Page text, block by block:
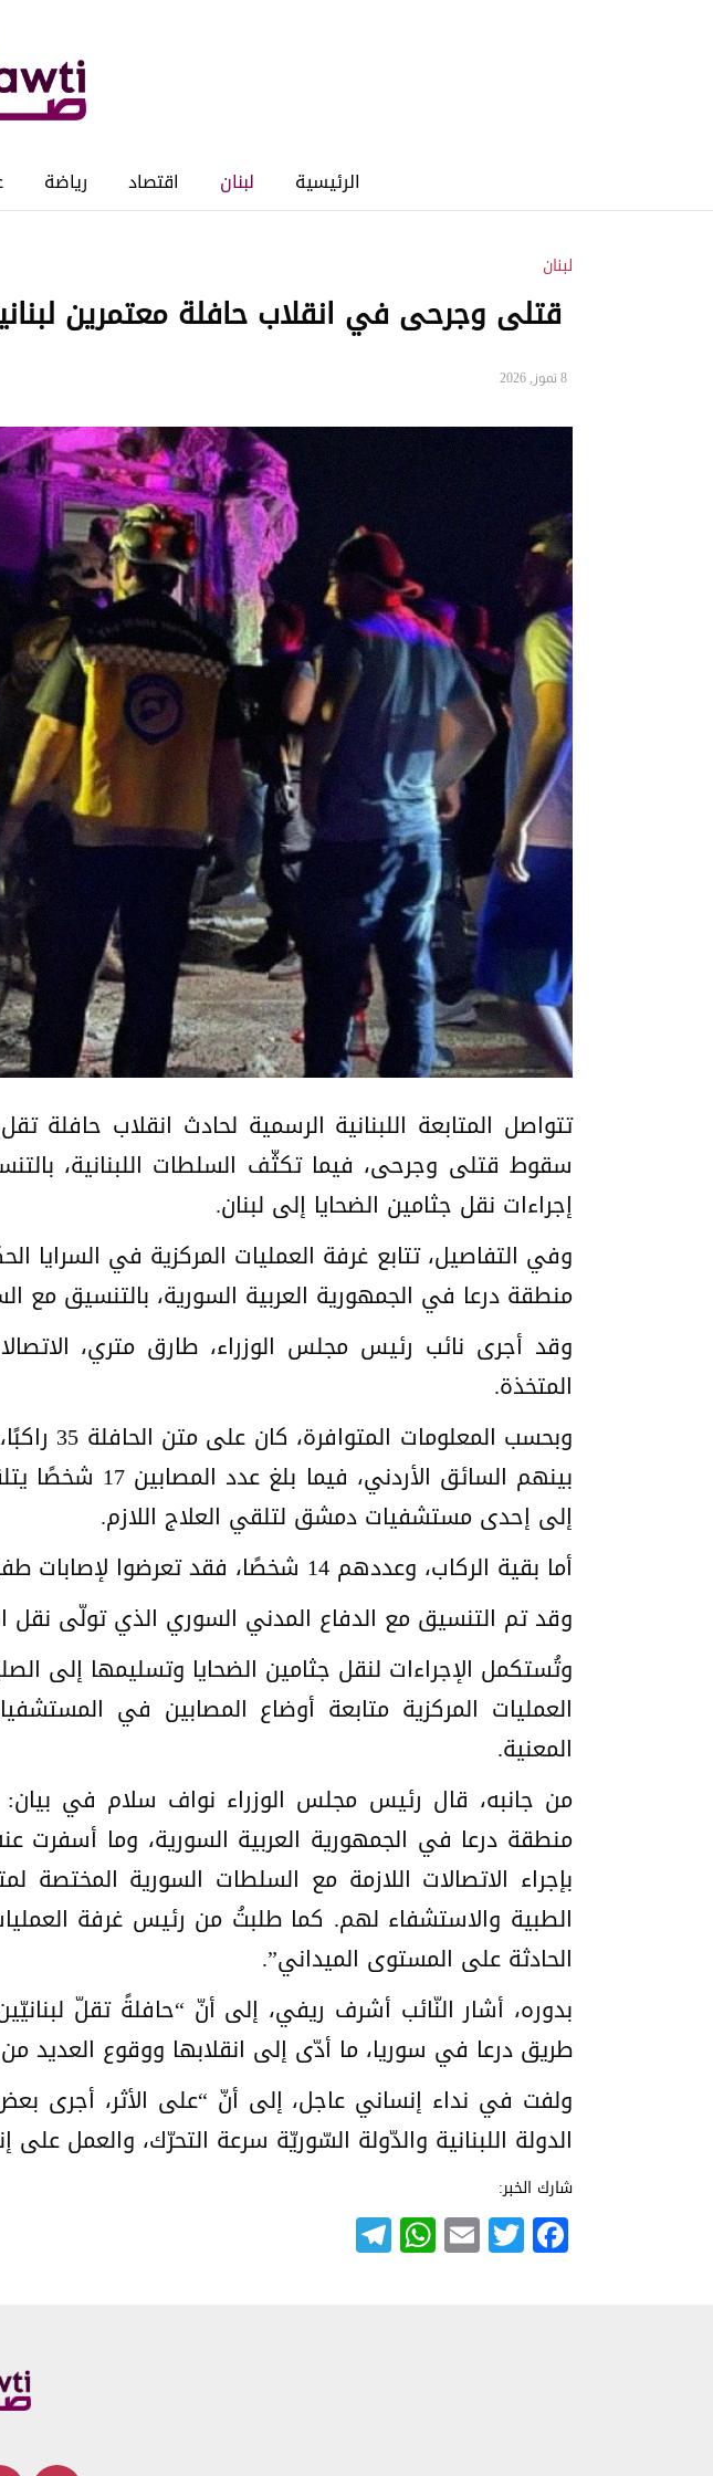
الرئيسية لبنان اقتصاد رياضة
لبنان
قتلى وجرحى في انقلاب حافلة معتمرين
8 تموز, 2026
تتواصل المتابعة اللبنانية الرسمية لحادث انقلاب
سقوط قتلى وجرحى، فيما تكثّف السلطات اللبنانية،
إجراءات نقل جثامين الضحايا إلى لبنان.
وفي التفاصيل، تتابع غرفة العمليات المركزية في السرايا
منطقة درعا في الجمهورية العربية السورية، بالتنسيق مع
وقد أجرى نائب رئيس مجلس الوزراء، طارق متري،
المتخذة.
وبحسب
بينهم السائق
إلى إحدى مستشفيات دمشق لتلقي العلاج اللازم.
أما بقية الركاب، وعددهم 14 شخصًا، فقد تعرضوا لإصابات طفيفة اقتصرت على رضوض.
وقد تم التنسيق مع الدفاع المدني السوري الذي تولّى
وتُستكمل الإجراءات لنقل جثامين الضحايا وتسليمها إلى
العمليات المركزية متابعة أوضاع المصابين في
المعنية.
من جانبه، قال رئيس مجلس الوزراء نواف سلام في بيان:
منطقة درعا في الجمهورية العربية السورية، وما أسفرت
بإجراء الاتصالات اللازمة مع السلطات السورية
الطبية والاستشفاء لهم. كما طلبتُ من رئيس غرفة
الحادثة على المستوى الميداني”.
بدوره، أشار النّائب ​أشرف ريفي​، إلى أنّ “حافلةً تقلّ
طريق ​درعا​ في ​سوريا​، ما أدّى إلى انقلابها ووقوع العديد
ولفت في نداء إنساني عاجل، إلى أنّ “على الأثر، أجرى
الدولة اللبنانية​ والدّولة السّوريّة سرعة التحرّك، والعمل على
شارك الخبر:
Facebook
Twitter
Email
WhatsApp